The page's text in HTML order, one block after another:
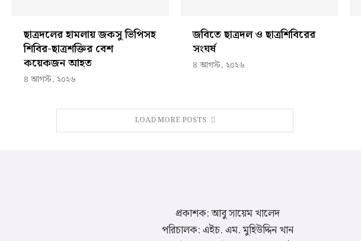
ছাত্রদলের হামলায় জকসু ভিপিসহ
শিবির-ছাত্রশক্তির বেশ
কয়েকজন আহত
৪ আগস্ট, ২০২৬
জবিতে ছাত্রদল ও ছাত্রশিবিরের
সংঘর্ষ
৪ আগস্ট, ২০২৬
LOAD MORE POSTS
প্রকাশক: আবু সায়েম খালেদ
পরিচালক: এইচ. এম. মুহিউদ্দিন খান